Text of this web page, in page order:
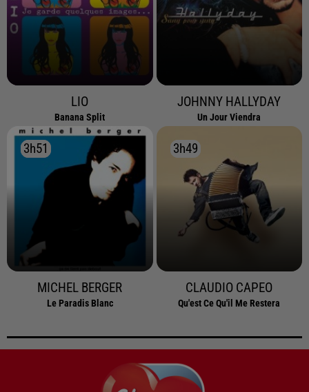
LIO
Banana Split
JOHNNY HALLYDAY
Un Jour Viendra
3h51
3h51
MICHEL BERGER
Le Paradis Blanc
3h49
3h49
CLAUDIO CAPEO
Qu'est Ce Qu'il Me Restera